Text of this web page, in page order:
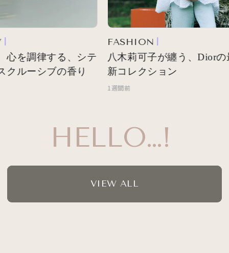
HELLO…!
を調律する、シテ
ルーシブの香り
FASHION
八木莉可子が纏う、Diorの
新コレクション
1週間前
VIEW ALL